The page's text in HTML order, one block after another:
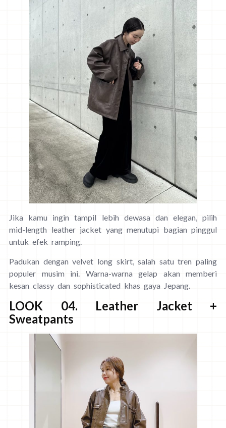
Jika kamu ingin tampil lebih dewasa dan elegan, pilih
mid-length leather jacket yang menutupi bagian pinggul
untuk efek ramping.
Padukan dengan velvet long skirt, salah satu tren paling
populer musim ini. Warna-warna gelap akan memberi
kesan classy dan sophisticated khas gaya Jepang.
LOOK 04. Leather Jacket +
Sweatpants